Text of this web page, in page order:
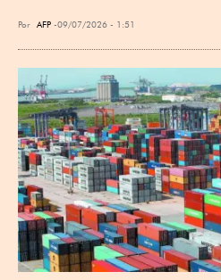
Por AFP 09/07/2026 - 1:51